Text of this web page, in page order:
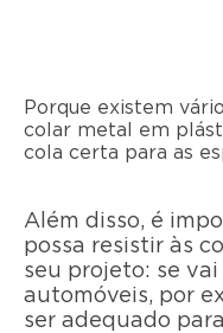
Porque existem
colar metal em
cola certa para as
Além disso, é
possa resistir às
seu projeto: se
automóveis, por
ser adequado